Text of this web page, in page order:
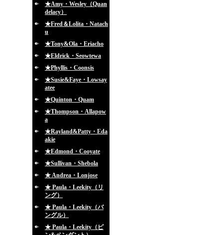
★Amy・Wesley（Quan
delacy）
★Fred＆Lolita・Natach
u
★Tony&Ola・Eriacho
★Eldrick・Seowtewa
★Phyllis・Coonsis
★Susie&Faye・Lowsay
atee
★Quinton・Quam
★Thompson・Allapow
a
★Rayland&Patty・Eda
akie
★Edmond・Cooyate
★Sullivan・Shebola
★ Andrea・Lonjose
★ Paula・Leekity（リ
ング）
★ Paula・Leekity（バ
ングル）
★ Paula・Leekity（ピ